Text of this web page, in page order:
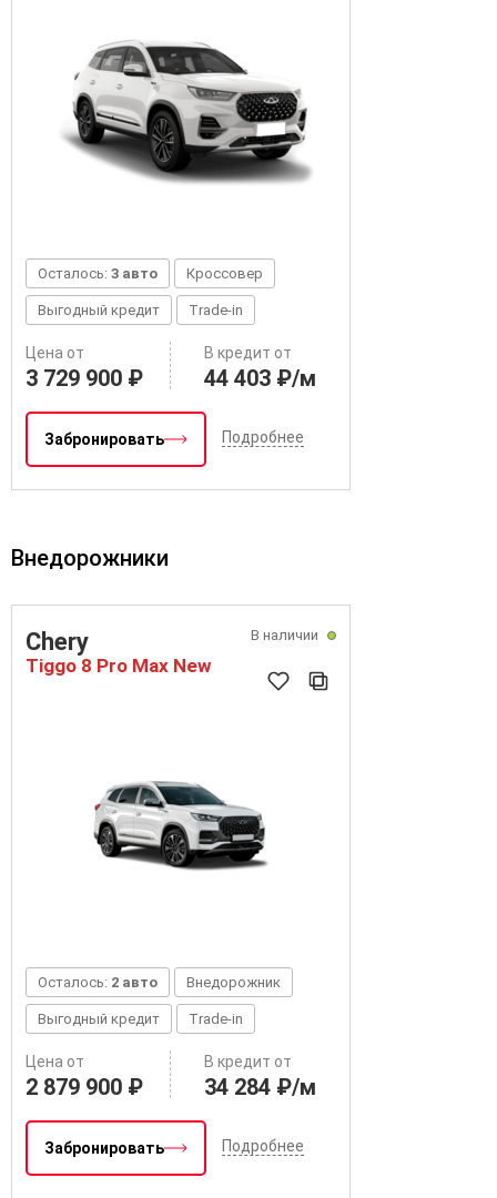
Осталось: 3 авто Кроссовер
Выгодный кредит Trade-in
Цена от
3 729 900 ₽
В кредит от
44 403 ₽/м
Забронировать Подробнее
Внедорожники
В наличии
Chery
Tiggo 8 Pro Max New
Осталось: 2 авто Внедорожник
Выгодный кредит Trade-in
Цена от
2 879 900 ₽
В кредит от
34 284 ₽/м
Забронировать Подробнее